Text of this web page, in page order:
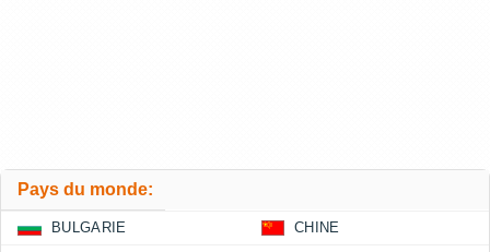
Pays du monde:
BULGARIE CHINE